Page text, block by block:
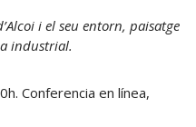
i el seu entorn, paisatge
industrial.
Conferencia en línea,